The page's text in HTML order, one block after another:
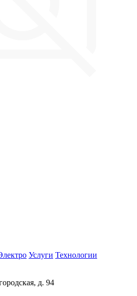
Услуги Технологии
д. 94